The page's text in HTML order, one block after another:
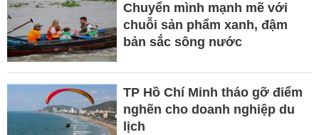
Chuyển mình mạnh mẽ với
chuỗi sản phẩm xanh, đậm
bản sắc sông nước
TP Hồ Chí Minh tháo gỡ điểm
nghẽn cho doanh nghiệp du
lịch